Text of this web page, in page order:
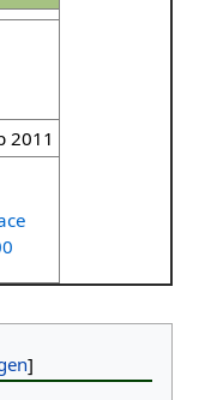
2011